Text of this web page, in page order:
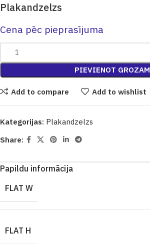
Plakandzelzs
Cena pēc pieprasījuma
PIEVIENOT GROZAM
Add to compare Add to wishlist
Kategorijas: Plakandzelzs
Share:
Papildu informācija
FLAT W
FLAT H